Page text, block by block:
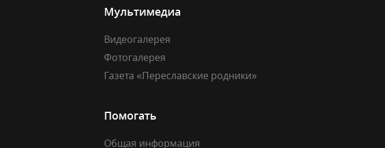
Мультимедиа
Видеогалерея
Фотогалерея
Газета «Переславские родники»
Помогать
Общая информация